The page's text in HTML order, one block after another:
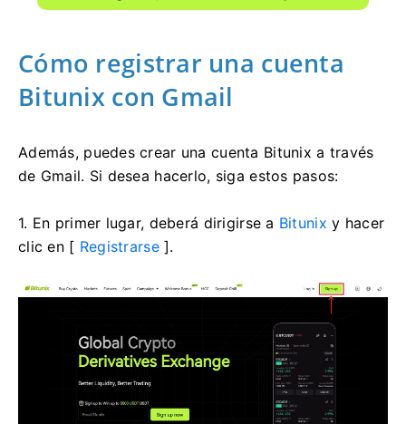
Cómo registrar una cuenta
Bitunix con Gmail
Además, puedes crear una cuenta Bitunix a través
de Gmail. Si desea hacerlo, siga estos pasos:
1. En primer lugar, deberá dirigirse a Bitunix y hacer
clic en [ Registrarse].